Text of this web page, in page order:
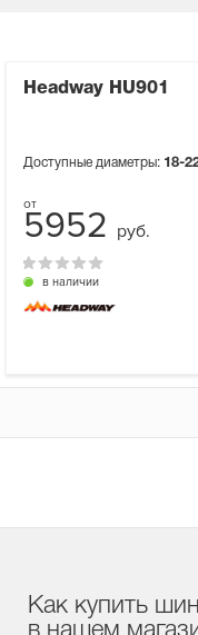
Headway HU901
Доступные диаметры: 18-
5952 руб.
в наличии
Как купить
в нашем